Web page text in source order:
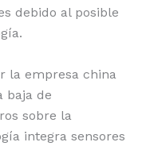
debido al posible
la empresa china
baja de
sobre la
integra sensores